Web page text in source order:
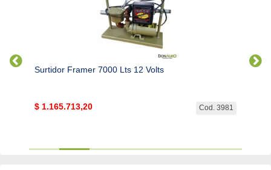
Surtidor Framer 7000 Lts 12 Volts
Cod. 3981
$ 1.165.713,20